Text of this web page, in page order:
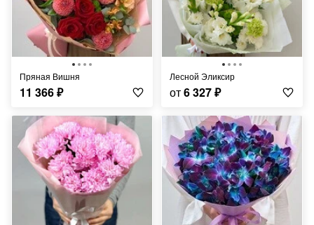
Пряная Вишня
11 366₽
Лесной Эликсир
от6 327₽